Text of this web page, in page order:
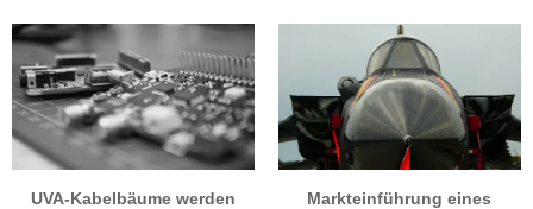
UVA-Kabelbäume werden
Markteinführung eines